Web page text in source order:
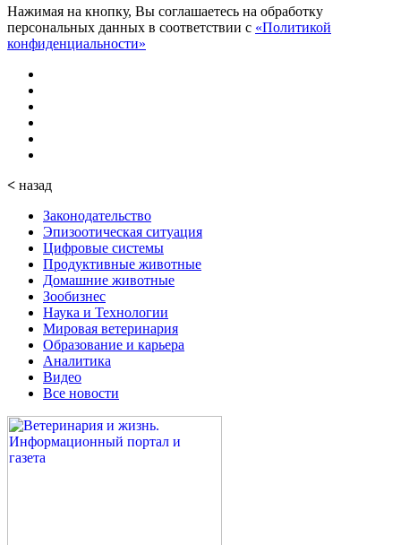
Нажимая на кнопку, Вы соглашаетесь на обработку
персональных данных в соответствии с «Политикой
конфиденциальности»
< назад
Законодательство
Эпизоотическая ситуация
Цифровые системы
Продуктивные животные
Домашние животные
Зообизнес
Наука и Технологии
Мировая ветеринария
Образование и карьера
Аналитика
Видео
Все новости